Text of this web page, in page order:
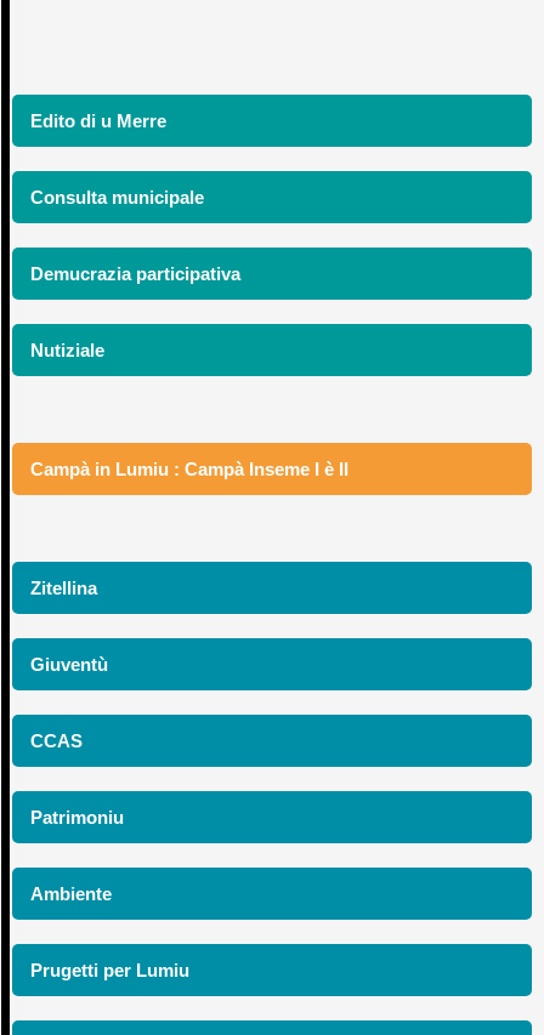
Edito di u Merre
Consulta municipale
Demucrazia participativa
Nutiziale
Campà in Lumiu : Campà Inseme I è II
Zitellina
Giuventù
CCAS
Patrimoniu
Ambiente
Prugetti per Lumiu